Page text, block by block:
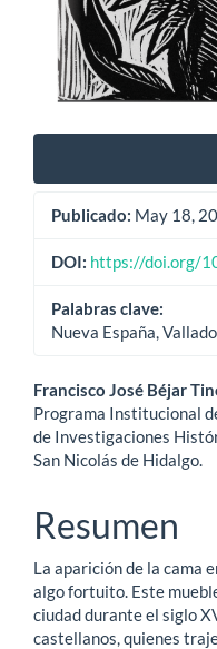
Publicado: May 18,
DOI: https://doi.org/
Palabras clave:
Nueva España,
Contenido
principal
del
artículo
Francisco José Béjar
Programa Institucional
de Investigaciones
San Nicolás de Hidalgo.
Resumen
La aparición de la cama
algo fortuito. Este
ciudad durante el siglo
castellanos, quienes